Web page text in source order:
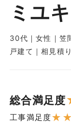
ミユ
30代｜女性｜
戸建て｜相見積
総合満足度
工事満足度★ ★